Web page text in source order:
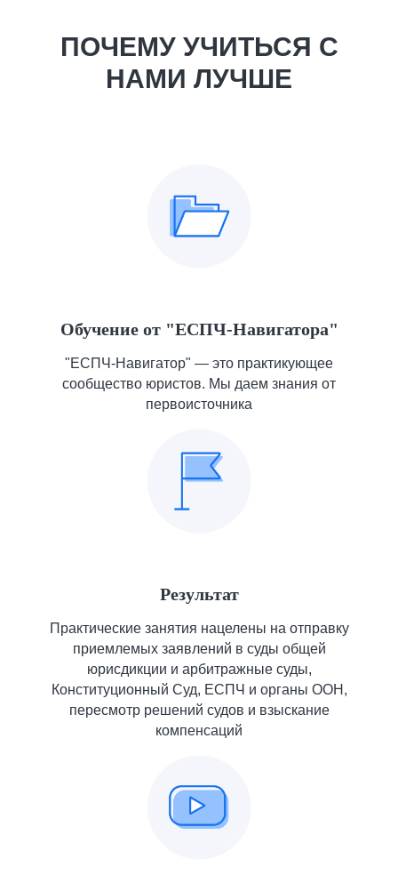
ПОЧЕМУ УЧИТЬСЯ С
НАМИ ЛУЧШЕ
Обучение от "ЕСПЧ-Навигатора"
"ЕСПЧ-Навигатор" — это практикующее
сообщество юристов. Мы даем знания от
первоисточника
Результат
Практические занятия нацелены на отправку
приемлемых заявлений в суды общей
юрисдикции и арбитражные суды,
Конституционный Суд, ЕСПЧ и органы ООН,
пересмотр решений судов и взыскание
компенсаций